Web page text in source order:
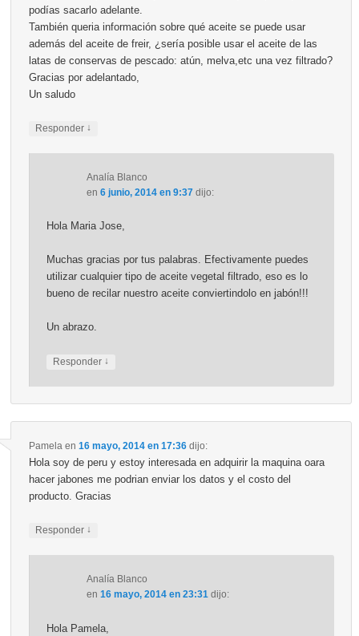
podías sacarlo adelante.
También queria información sobre qué aceite se puede usar
además del aceite de freir, ¿sería posible usar el aceite de las
latas de conservas de pescado: atún, melva,etc una vez filtrado?
Gracias por adelantado,
Un saludo
Responder ↓
Analía Blanco
en 6 junio, 2014 en 9:37 dijo:
Hola Maria Jose,
Muchas gracias por tus palabras. Efectivamente puedes
utilizar cualquier tipo de aceite vegetal filtrado, eso es lo
bueno de recilar nuestro aceite conviertindolo en jabón!!!
Un abrazo.
Responder ↓
Pamelaen 16 mayo, 2014 en 17:36 dijo:
Hola soy de peru y estoy interesada en adquirir la maquina oara
hacer jabones me podrian enviar los datos y el costo del
producto. Gracias
Responder ↓
Analía Blanco
en 16 mayo, 2014 en 23:31 dijo:
Hola Pamela,